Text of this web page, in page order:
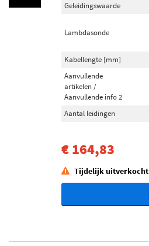
Geleidingswaarde
Lambdasonde
Kabellengte [mm]
Aanvullende
artikelen /
Aanvullende info 2
Aantal leidingen
€ 164,83
Tijdelijk uitverkocht